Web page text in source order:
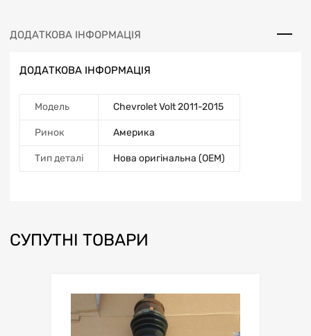
ДОДАТКОВА ІНФОРМАЦІЯ
ДОДАТКОВА ІНФОРМАЦІЯ
Модель Chevrolet Volt 2011-2015
Ринок Америка
Тип деталі Нова оригінальна (OEM)
СУПУТНІ ТОВАРИ